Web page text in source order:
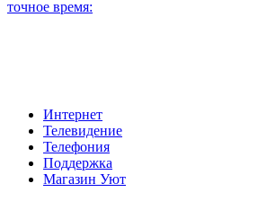
Интернет
Телевидение
Телефония
Поддержка
Магазин Уют